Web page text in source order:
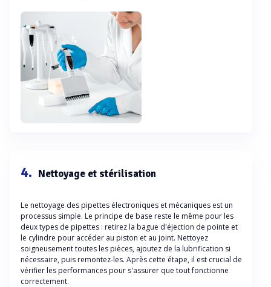
4. Nettoyage et stérilisation
Le nettoyage des pipettes électroniques et mécaniques est un
processus simple. Le principe de base reste le même pour les
deux types de pipettes : retirez la bague d'éjection de pointe et
le cylindre pour accéder au piston et au joint. Nettoyez
soigneusement toutes les pièces, ajoutez de la lubrification si
nécessaire, puis remontez-les. Après cette étape, il est crucial de
vérifier les performances pour s'assurer que tout fonctionne
correctement.